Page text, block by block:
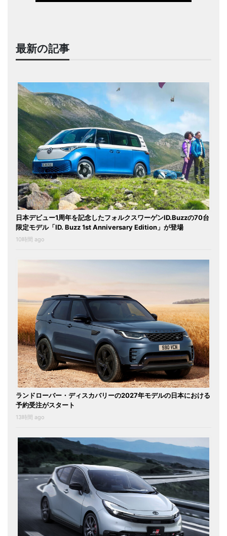
最新の記事
日本デビュー1周年を記念したフォルクスワーゲンID.Buzzの70台
限定モデル「ID. Buzz 1st Anniversary Edition」が登場
10時間 ago
ランドローバー・ディスカバリーの2027年モデルの日本における
予約受注がスタート
13時間 ago